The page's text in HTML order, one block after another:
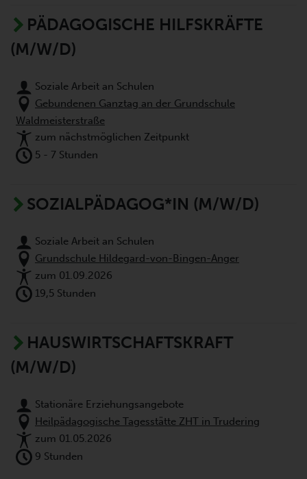
PÄDAGOGISCHE HILFSKRÄFTE
(M/W/D)
Soziale Arbeit an Schulen
Gebundenen Ganztag an der Grundschule
Waldmeisterstraße
zum nächstmöglichen Zeitpunkt
5 - 7 Stunden
SOZIALPÄDAGOG*IN (M/W/D)
Soziale Arbeit an Schulen
Grundschule Hildegard-von-Bingen-Anger
zum 01.09.2026
19,5 Stunden
HAUSWIRTSCHAFTSKRAFT
(M/W/D)
Stationäre Erziehungsangebote
Heilpädagogische Tagesstätte ZHT in Trudering
zum 01.05.2026
9 Stunden